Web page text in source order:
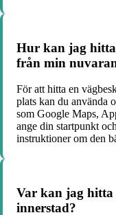
Hur kan jag
från min
För att hitta en
plats kan du använda
som Google Maps,
ange din startpunkt
instruktioner om den
Var kan jag hitta
innerstad?